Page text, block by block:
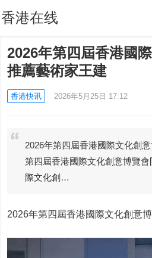
香港在线
2026年第四屆香港國
推薦藝術家王建
香港快讯 2026年5月25日 17:12
2026年第四屆香港國際文化創
第四屆香港國際文化創意博覽
際文化創…
2026年第四屆香港國際文化創意